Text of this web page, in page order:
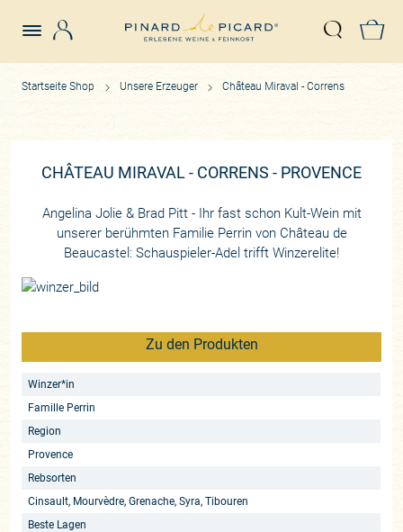
Suche
Startseite Shop Unsere Erzeuger Château Miraval - Correns
CHÂTEAU MIRAVAL - CORRENS - PROVENCE
Angelina Jolie & Brad Pitt - Ihr fast schon Kult-Wein mit
unserer berühmten Familie Perrin von Château de
Beaucastel: Schauspieler-Adel trifft Winzerelite!
Zu den Produkten
Winzer*in
Famille Perrin
Region
Provence
Rebsorten
Cinsault, Mourvèdre, Grenache, Syra, Tibouren
Beste Lagen